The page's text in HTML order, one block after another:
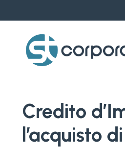
to
content
Credito
l’acquisto